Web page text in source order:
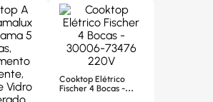
Cooktop Elétrico
Fischer 4 Bocas -